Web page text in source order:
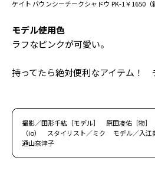
ケイト バウンシーチークシャドウ PK-1￥1650
モデル使用色
ラフなピンクが可愛い。
持ってたら絶対便利なアイテム！
撮影／田形千紘［モデル］ 原田凌佑［物
（io） スタイリスト／ミク モデル／入
通山奈津子